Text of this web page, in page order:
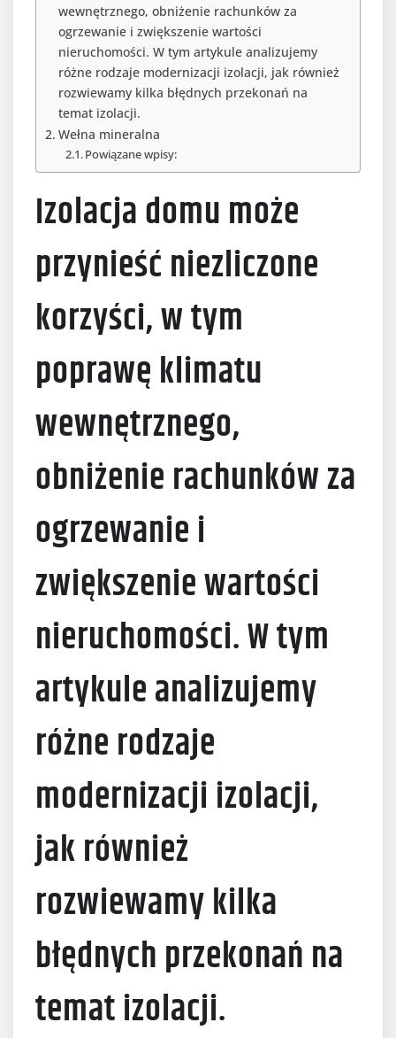
wewnętrznego, obniżenie rachunków za
ogrzewanie i zwiększenie wartości
nieruchomości. W tym artykule analizujemy
różne rodzaje modernizacji izolacji, jak również
rozwiewamy kilka błędnych przekonań na
temat izolacji.
Wełna mineralna
Powiązane wpisy:
Izolacja domu może
przynieść niezliczone
korzyści, w tym
poprawę klimatu
wewnętrznego,
obniżenie rachunków za
ogrzewanie i
zwiększenie wartości
nieruchomości. W tym
artykule analizujemy
różne rodzaje
modernizacji izolacji,
jak również
rozwiewamy kilka
błędnych przekonań na
temat izolacji.